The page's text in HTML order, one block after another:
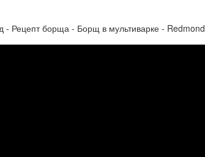
- Рецепт борща - Борщ в мультиварке - Redmond